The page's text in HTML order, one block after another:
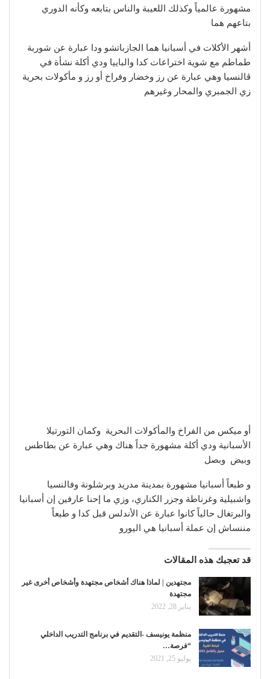
مشهورة عالمياً وكذلك اللعيبة والناس بتابعه وكأنه الدوري
بتاعهم هما
أشهر الأكلات في أسبانيا هما الجازباتشو ودا عبارة عن شوربة
طماطم مع شوية اختراعات كدا والباييا ودي أكلة نشأة في
ڤالنسيا وهي عبارة عن رز وخضار وفراخ أو رز و مأكولات بحرية
زي الجمبري والمحار وغيرهم
أو ميكس من الفراخ والمأكولات البحرية وكمان التورتيلا
الأسبانية ودي أكلة مشهورة جداً هناك وهي عبارة عن بطاطس
وبيض وبصل
و طبعاً أسبانيا مشهورة بمدينة مدريد وبرشلونة وفالنسيا
واشبيلية وغرناطة وجزر الكناري، وزي ما إحنا عارفين إن أسبانيا
والبرتغال حالياً كانوا عبارة عن الأندلس قبل كدا و طبعاً
مننساش إن عملة أسبانيا هي اليورو
قد تعجبك هذه المقالات
مجتهدين | لماذا هناك أشخاص مجتهدة وأشخاص أخرى غير
مجتهدة
يناير 28, 2022
منظمة يونيسف -التقديم في برنامج التدريب الداخلي
“فرصة…
يوليو 25, 2021